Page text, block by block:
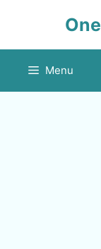
Menu